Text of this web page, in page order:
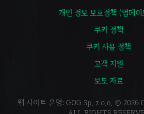
개인 정보 보호정책 (업데이
쿠키 정책
쿠키 사용 정책
고객 지원
보도 자료
웹 사이트 운영: GOG Sp. z o.o. © 2026